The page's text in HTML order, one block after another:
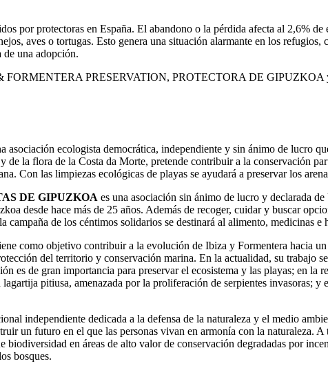
por protectoras en España. El abandono o la pérdida afecta al 2,6% de
aves o tortugas. Esto genera una situación alarmante en los
de una adopción.
PRESERVATION, PROTECTORA DE GIPUZKOA y
asociación ecologista democrática, independiente y sin ánimo de lucro
de la flora de la Costa da Morte, pretende contribuir a la conservación
Con las limpiezas ecológicas de playas se ayudará a preservar los
DE GIPUZKOA es una asociación sin ánimo de lucro y declarada
desde hace más de 25 años. Además de recoger, cuidar y buscar
de los céntimos solidarios se destinará al alimento, medicinas e
como objetivo contribuir a la evolución de Ibiza y Formentera hacia
del territorio y conservación marina. En la actualidad, su trabajo
es de gran importancia para preservar el ecosistema y las playas; en la
pitiusa, amenazada por la proliferación de serpientes invasoras;
independiente dedicada a la defensa de la naturaleza y el medio
un futuro en el que las personas vivan en armonía con la naturaleza.
en áreas de alto valor de conservación degradadas por
bosques.